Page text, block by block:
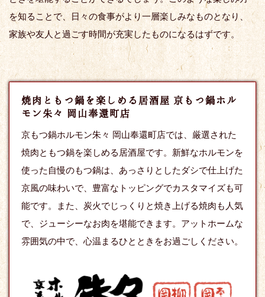
を知ることで、日々の食事がより一層楽しみなものとなり、
家族や友人と過ごす時間が充実したものになるはずです。
焼肉ともつ鍋を楽しめる居酒屋 京もつ鍋ホル
モン朱々 岡山奉還町店
京もつ鍋ホルモン朱々 岡山奉還町店では、厳選された
焼肉ともつ鍋を楽しめる居酒屋です。新鮮なホルモンを
使った自慢のもつ鍋は、あっさりとしたダシで仕上げた
京風の味わいで、豊富なトッピングでカスタマイズも可
能です。また、炭火でじっくりと焼き上げる焼肉も人気
で、ジューシーなお肉を堪能できます。アットホームな
雰囲気の中で、心温まるひとときをお過ごしください。